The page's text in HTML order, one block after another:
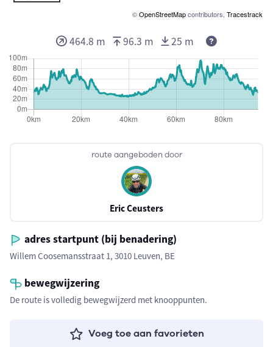
©OpenStreetMapcontributors, Tracestrack
route aangeboden door
Eric Ceusters
adres startpunt (bij benadering)
Willem Coosemansstraat 1, 3010 Leuven, BE
bewegwijzering
De route is volledig bewegwijzerd met knooppunten.
Voeg toe aan favorieten
464.8 m 96.3 m 25 m